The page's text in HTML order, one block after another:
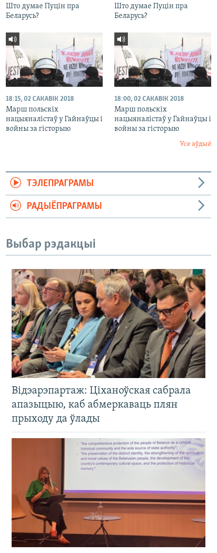
Што думае Пуцін пра
Беларусь?
Што думае Пуцін пра
Беларусь?
18:15, 02 САКАВІК 2018
Марш польскіх
нацыяналістаў у Гайнаўцы і
войны за гісторыю
18:00, 02 САКАВІК 2018
Марш польскіх
нацыяналістаў у Гайнаўцы і
войны за гісторыю
Усе аўдыё
ТЭЛЕПРАГРАМЫ
РАДЫЁПРАГРАМЫ
Выбар рэдакцыі
Відэарэпартаж: Ціханоўская сабрала
апазыцыю, каб абмеркаваць плян
прыходу да ўлады